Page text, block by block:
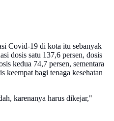
Covid-19 di kota itu sebanyak
dosis satu 137,6 persen, dosis
kedua 74,7 persen, sementara
keempat bagi tenaga kesehatan
karenanya harus dikejar,"